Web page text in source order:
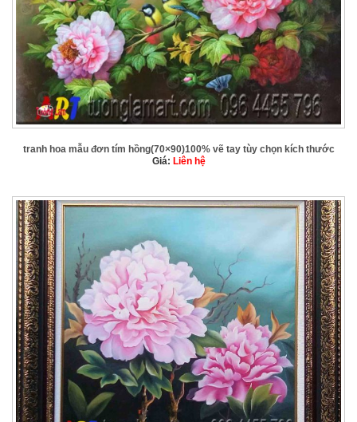
tranh hoa mẫu đơn tím hồng(70×90)100% vẽ tay tùy chọn kích thước
Giá: Liên hệ